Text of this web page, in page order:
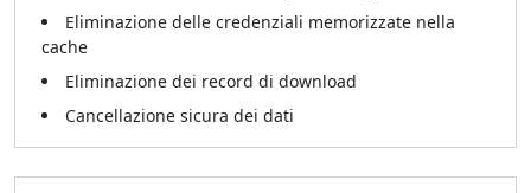
Eliminazione delle credenziali memorizzate nella
cache
Eliminazione dei record di download
Cancellazione sicura dei dati